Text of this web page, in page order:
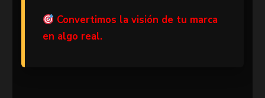
Convertimos la visión de tu marca
en algo real.